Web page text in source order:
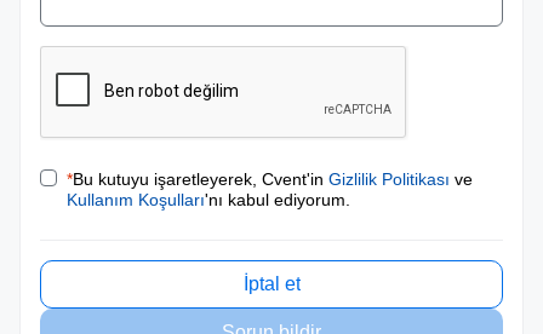
*Bu kutuyu işaretleyerek, Cvent'in Gizlilik Politikası ve
Kullanım Koşulları'nı kabul ediyorum.
İptal et